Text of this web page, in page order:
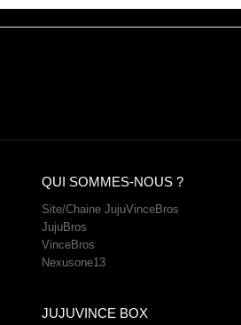
QUI SOMMES-NOUS ?
Site/Chaine JujuVinceBros
JujuBros
VinceBros
Nexusone13
JUJUVINCE BOX